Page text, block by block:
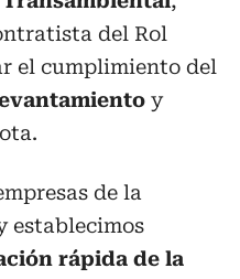
del Rol
el cumplimiento del
y
de la
establecimos
rápida de la